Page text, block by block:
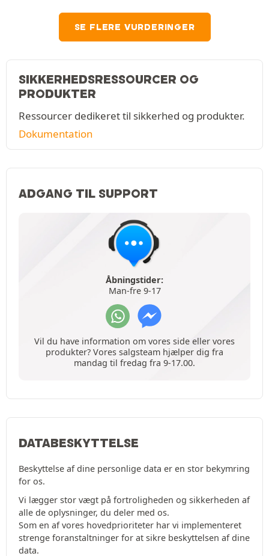
SE FLERE VURDERINGER
SIKKERHEDSRESSOURCER OG
PRODUKTER
Ressourcer dedikeret til sikkerhed og produkter.
Dokumentation
ADGANG TIL SUPPORT
Åbningstider:
Man-fre 9-17
Vil du have information om vores side eller vores
produkter? Vores salgsteam hjælper dig fra
mandag til fredag fra 9-17.00.
DATABESKYTTELSE
Beskyttelse af dine personlige data er en stor bekymring
for os.
Vi lægger stor vægt på fortroligheden og sikkerheden af
alle de oplysninger, du deler med os.
Som en af vores hovedprioriteter har vi implementeret
strenge foranstaltninger for at sikre beskyttelsen af dine
data.